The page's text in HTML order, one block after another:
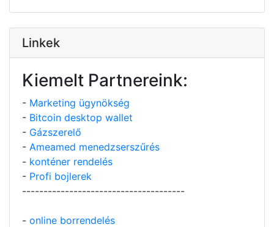
Linkek
Kiemelt Partnereink:
- Marketing ügynökség
- Bitcoin desktop wallet
- Gázszerelő
- Ameamed menedzserszűrés
- konténer rendelés
- Profi bojlerek
--------------------------------------
- online borrendelés